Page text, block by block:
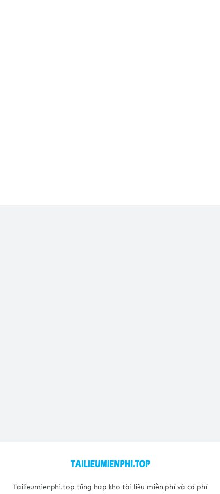
Tailieumienphi.top tổng hợp kho tài liệu miễn phí và có phí